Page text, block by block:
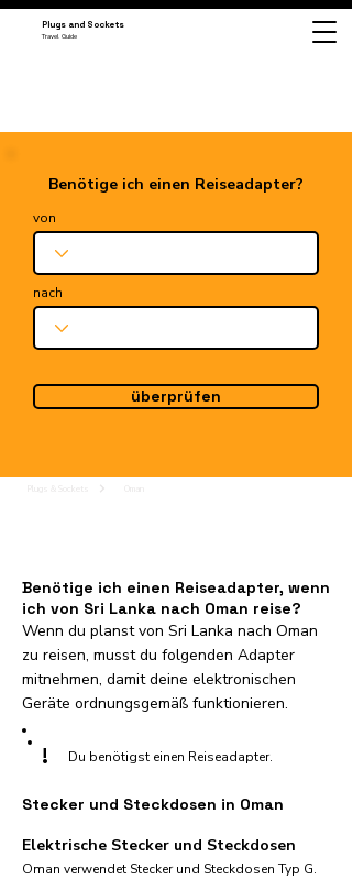
Plugs and Sockets
Travel Guide
Benötige ich einen Reiseadapter?
von
nach
überprüfen
Benötige ich einen Reiseadapter, wenn
ich von Sri Lanka nach Oman reise?
Wenn du planst von Sri Lanka nach Oman
zu reisen, musst du folgenden Adapter
mitnehmen, damit deine elektronischen
Geräte ordnungsgemäß funktionieren.
! Du benötigst einen Reiseadapter.
Stecker und Steckdosen in Oman
Elektrische Stecker und Steckdosen
Oman verwendet Stecker und Steckdosen Typ G.